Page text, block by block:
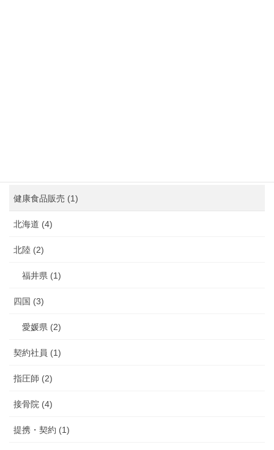
健康食品販売 (1)
北海道 (4)
北陸 (2)
福井県 (1)
四国 (3)
愛媛県 (2)
契約社員 (1)
指圧師 (2)
接骨院 (4)
提携・契約 (1)